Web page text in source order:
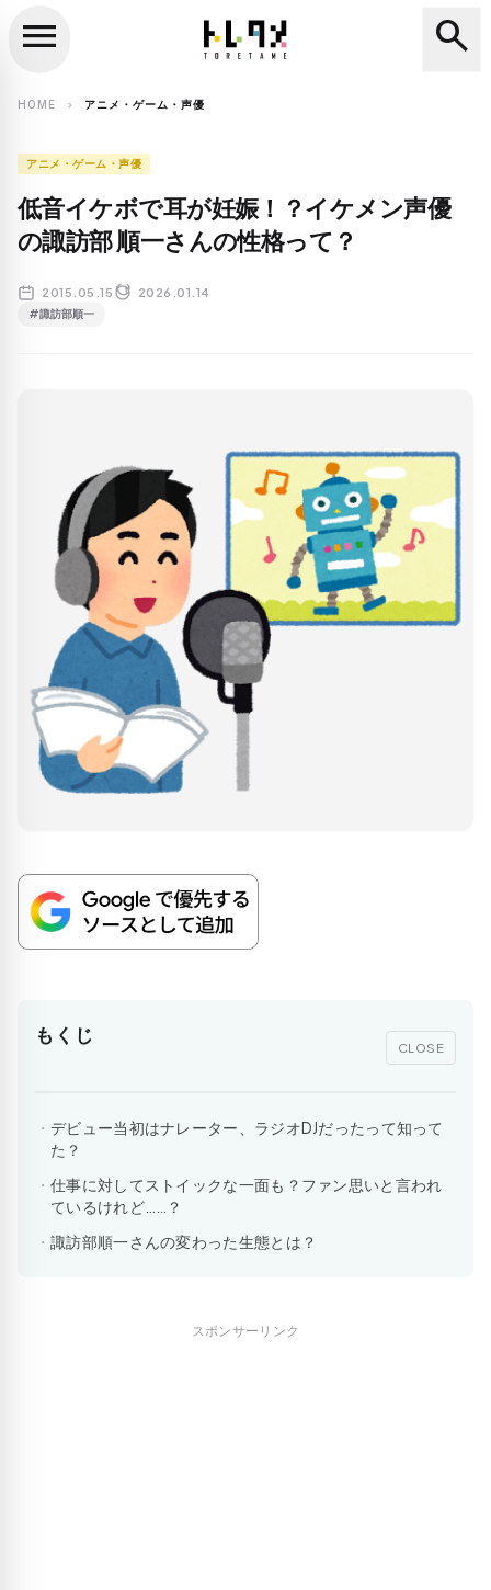
search
menu search
HOME chevron_right アニメ・ゲーム・声優
アニメ・ゲーム・声優
低音イケボで耳が妊娠！？イケメン声優
の諏訪部 順一さんの性格って？
2015.05.15 2026.01.14
#諏訪部順一
もくじ
CLOSE
デビュー当初はナレーター、ラジオDJだったって知って
た？
仕事に対してストイックな一面も？ファン思いと言われ
ているけれど……？
諏訪部順一さんの変わった生態とは？
スポンサーリンク